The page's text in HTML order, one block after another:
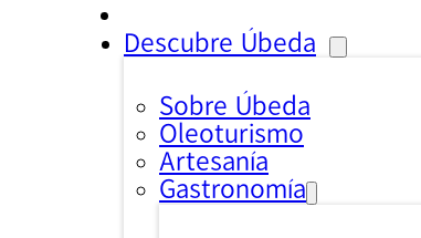
Descubre Úbeda
Sobre Úbeda
Oleoturismo
Artesanía
Gastronomía